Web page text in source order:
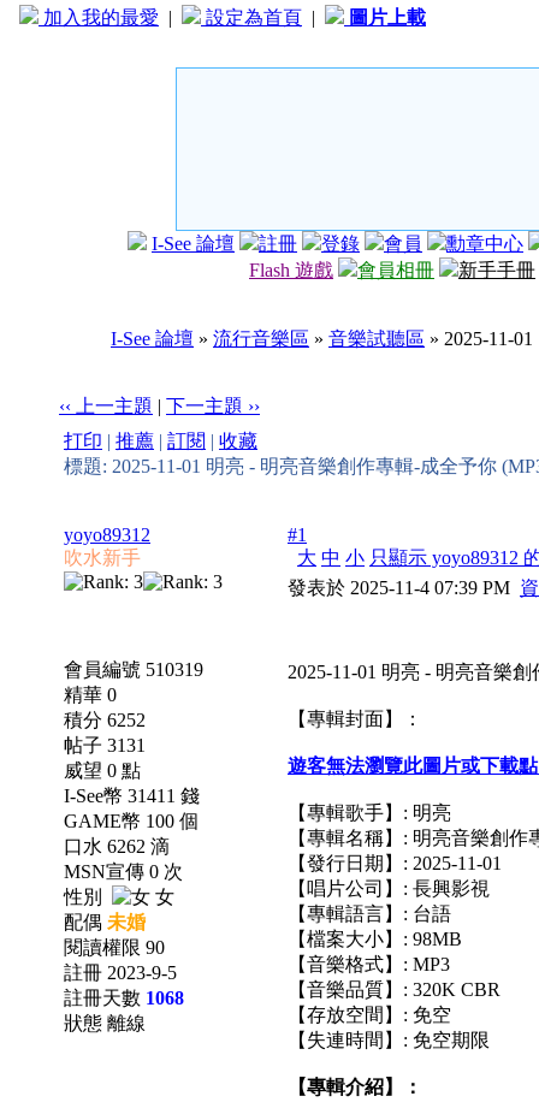
加入我的最愛 | 設定為首頁 | 圖片上載
I-See 論壇 註冊 登錄 會員
勳章中心
Flash 遊戲
會員相冊 新手手冊
I-See 論壇 » 流行音樂區 » 音樂試聽區 » 2025-11-
‹‹ 上一主題 | 下一主題 ››
打印 | 推薦 | 訂閱 | 收藏
標題: 2025-11-01 明亮 - 明亮音樂創作專輯-成全予你
yoyo89312
吹水新手
會員編號 510319
精華 0
積分 6252
帖子 3131
威望 0 點
I-See幣 31411 錢
GAME幣 100 個
口水 6262 滴
MSN宣傳 0 次
性別
女
配偶 未婚
閱讀權限 90
註冊 2023-9-5
註冊天數 1068
狀態 離線
#1
大 中 小 只顯示 yoyo89312
發表於 2025-11-4 07:39 PM
2025-11-01 明亮 - 明亮音樂
【專輯封面】：
遊客無法瀏覽此圖片或下載
【專輯歌手】: 明亮
【專輯名稱】: 明亮音樂創作
【發行日期】: 2025-11-01
【唱片公司】: 長興影視
【專輯語言】: 台語
【檔案大小】: 98MB
【音樂格式】: MP3
【音樂品質】: 320K CBR
【存放空間】: 免空
【失連時間】: 免空期限
【專輯介紹】：